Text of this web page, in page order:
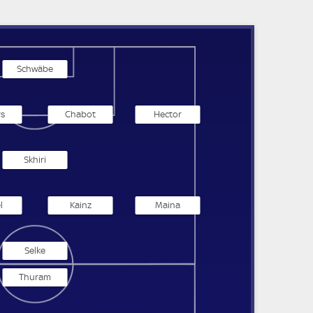
Schwäbe
Chabot Hector
Skhiri
Kainz Maina
Selke
Thuram